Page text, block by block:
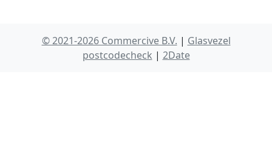
© 2021-2026 Commercive B.V. | Glasvezel
postcodecheck | 2Date